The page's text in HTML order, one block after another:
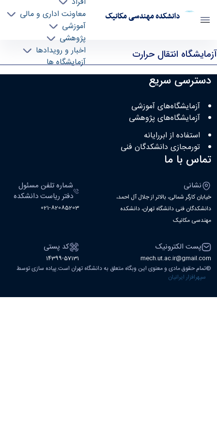
دانشکده مهندسی مکانیک
معاونت اداری و مالی
آموزشی
پژوهشی
اخبار و رویدادها
آزمایشگاه ها
آزمایشگاه انتقال حرارت 2 - me- دانشکده مهندسی
مکانیک
آزمایشگاه انتقال حرارت
دسترسی سریع
آزمایشگاه‌های آموزشی
آزمایشگاه‌های پژوهشی
استفاده از ابررایانه
تورمجازی دانشکدگان فنی
تماس با ما
نشانی
خیابان کارگر شمالی، بالاتر از جلال آل احمد،
دانشکدگان فنی دانشگاه تهران، دانشکده
مهندسی مکانیک
شماره تلفن مسئول
دفتر ریاست دانشکده
021-82085203
پست الکترونیک
mech.ut.ac.ir@gmail.com
کد پستی
14399-57131
©تمام حقوق مادی و معنوی این وبگاه متعلق به دانشگاه تهران است.پیاده سازی توسط
سپهرافزار ایرانیان